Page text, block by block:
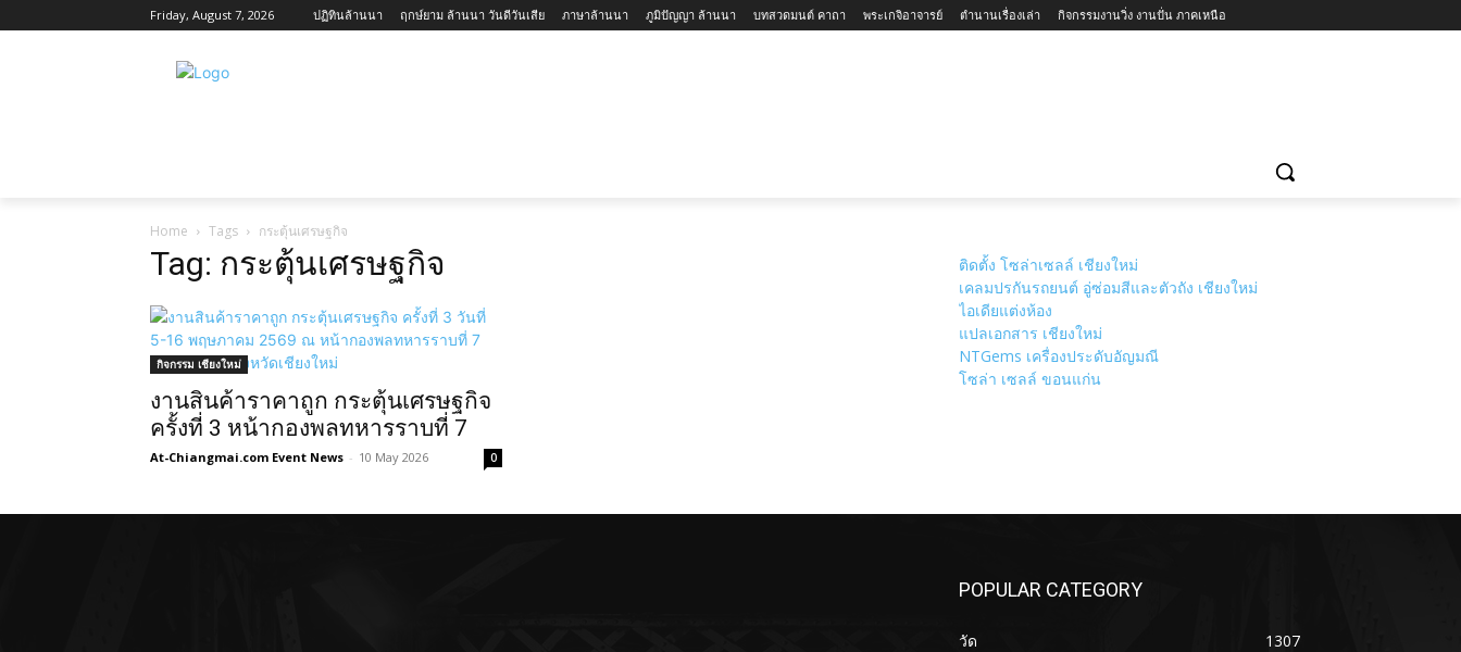
Friday, August 7, 2026 ปฏิทินล้านนา ฤกษ์ยาม ล้านนา วันดีวันเสีย ภาษาล้านนา ภูมิปัญญา ล้านนา บทสวดมนต์ คาถา พระเกจิอาจารย์ ตำนานเรื่องเล่า กิจกรรมงานวิ่ง งานปั่น ภาคเหนือ
Home Tags กระตุ้นเศรษฐกิจ
Tag: กระตุ้นเศรษฐกิจ
กิจกรรม เชียงใหม่
งานสินค้าราคาถูก กระตุ้นเศรษฐกิจ
ครั้งที่ 3 หน้ากองพลทหารราบที่ 7
At-Chiangmai.com Event News - 10 May 2026 0
ติดตั้ง โซล่าเซลล์ เชียงใหม่
เคลมปรกันรถยนต์ อู่ซ่อมสีและตัวถัง เชียงใหม่
ไอเดียแต่งห้อง
แปลเอกสาร เชียงใหม่
NTGems เครื่องประดับอัญมณี
โซล่า เซลล์ ขอนแก่น
POPULAR CATEGORY
วัด
1307